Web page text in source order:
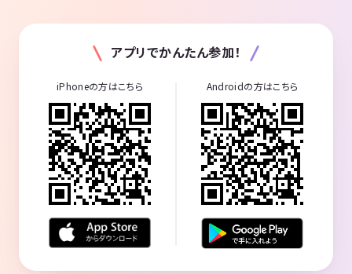
アプリでかんたん参加！
iPhoneの方はこちら Androidの方はこちら